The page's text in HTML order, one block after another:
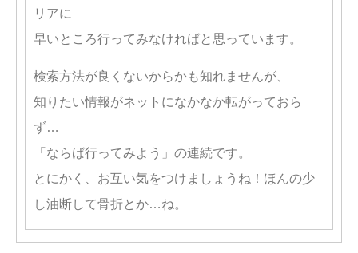
リアに
早いところ行ってみなければと思っています。
検索方法が良くないからかも知れませんが、
知りたい情報がネットになかなか転がっておら
ず…
「ならば行ってみよう」の連続です。
とにかく、お互い気をつけましょうね！ほんの少
し油断して骨折とか…ね。